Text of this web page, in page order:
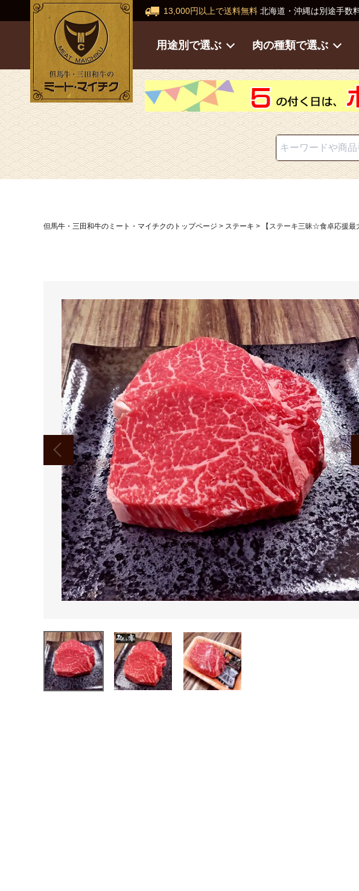
13,000円以上で送料無料 北海道・沖縄は別途手数
用途別で選ぶ 肉の種類で選ぶ
但馬牛・三田和牛のミート・マイチクのトップページ ステーキ 【ステーキ三昧☆食卓応援最